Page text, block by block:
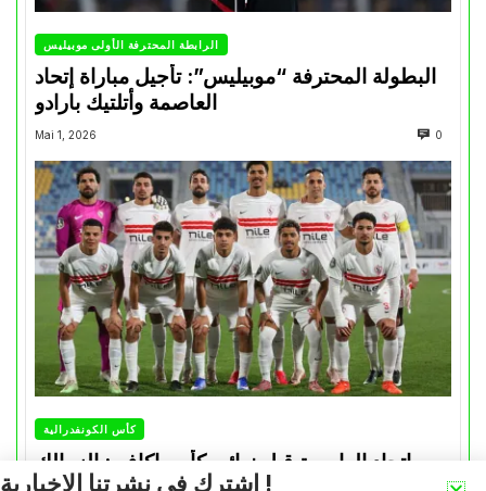
الرابطة المحترفة الأولى موبيليس
البطولة المحترفة “موبيليس”: تأجيل مباراة إتحاد
العاصمة وأتلتيك بارادو
Mai 1, 2026 0
كأس الكونفدرالية
يهم إتحاد العاصمة قبل نهائي كأس اكاف : الزمالك
اشترك في نشرتنا الإخبارية !